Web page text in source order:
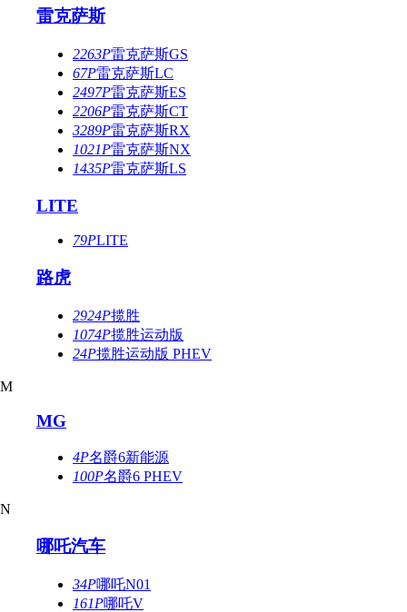
雷克萨斯
2263P雷克萨斯GS
67P雷克萨斯LC
2497P雷克萨斯ES
2206P雷克萨斯CT
3289P雷克萨斯RX
1021P雷克萨斯NX
1435P雷克萨斯LS
LITE
79PLITE
路虎
2924P揽胜
1074P揽胜运动版
24P揽胜运动版 PHEV
M
MG
4P名爵6新能源
100P名爵6 PHEV
N
哪吒汽车
34P哪吒N01
161P哪吒V